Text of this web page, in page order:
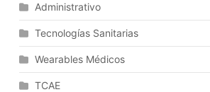
Administrativo
Tecnologías Sanitarias
Wearables Médicos
TCAE